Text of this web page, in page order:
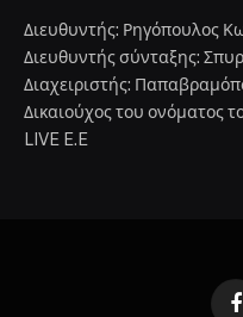
Διευθυντής: Ρηγόπουλος
Διευθυντής σύνταξης:
Διαχειριστής:
Δικαιούχος του ονόματος
LIVE E.E